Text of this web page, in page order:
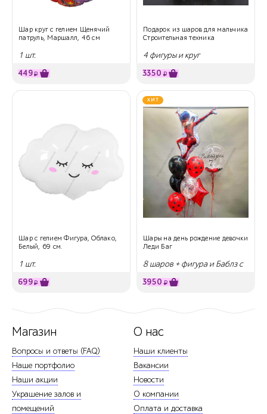
Шар круг с гелием Щенячий
патруль, Маршалл, 46 см
1 шт.
449₽
Подарок из шаров для мальчика
Строительная техника
4 фигуры и круг
3350 ₽
Шар с гелием Фигура, Облако,
Белый, 69 см.
1 шт.
699₽
ХИТ
Шары на день рождение девочки
Леди Баг
8 шаров + фигура и Баблз с
3950 ₽
Магазин
Вопросы и ответы (FAQ)
Наше портфолио
Наши акции
Украшение залов и
помещений
О нас
Наши клиенты
Вакансии
Новости
О компании
Оплата и доставка